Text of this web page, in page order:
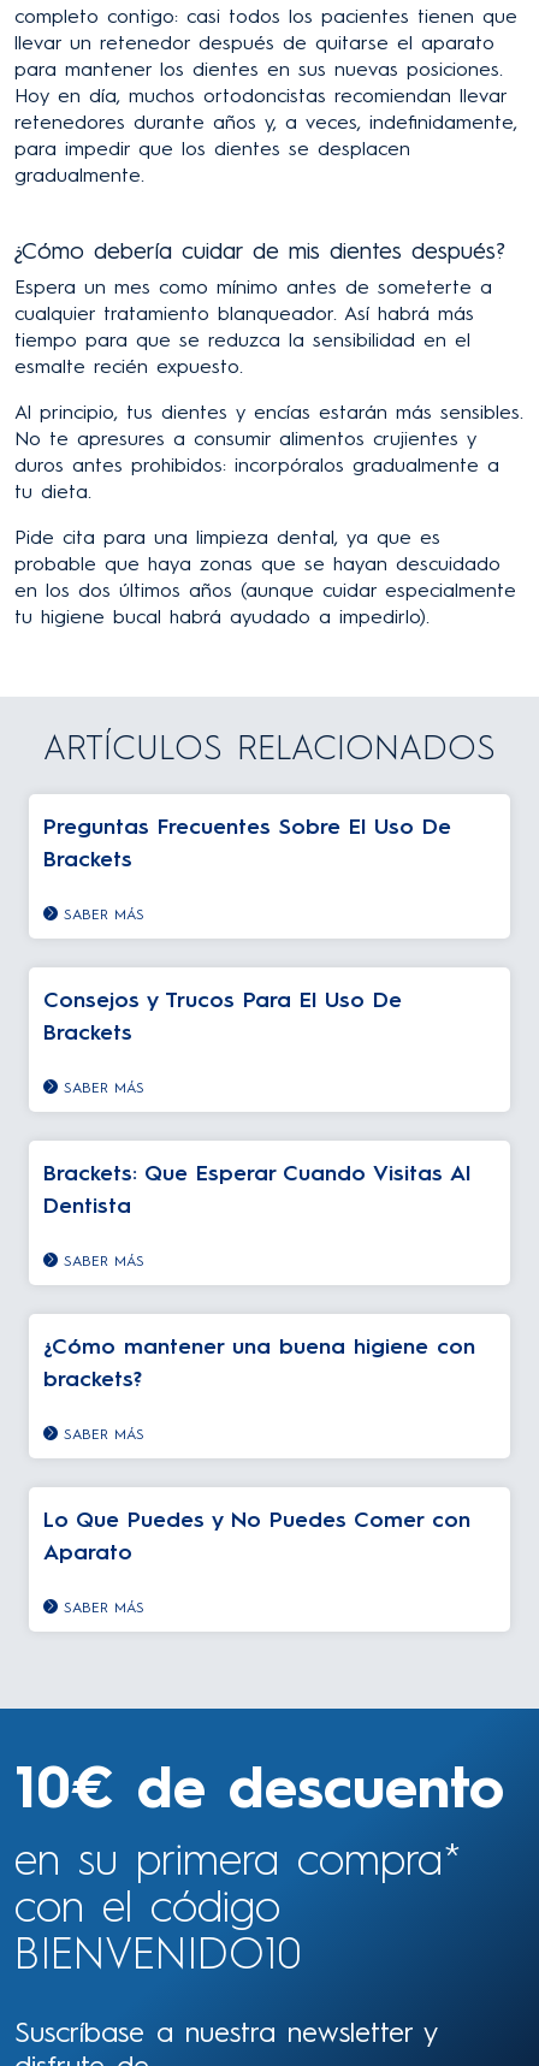
completo contigo: casi todos los pacientes tienen que
llevar un retenedor después de quitarse el aparato
para mantener los dientes en sus nuevas posiciones.
Hoy en día, muchos ortodoncistas recomiendan llevar
retenedores durante años y, a veces, indefinidamente,
para impedir que los dientes se desplacen
gradualmente.
¿Cómo debería cuidar de mis dientes después?
Espera un mes como mínimo antes de someterte a
cualquier tratamiento blanqueador. Así habrá más
tiempo para que se reduzca la sensibilidad en el
esmalte recién expuesto.
Al principio, tus dientes y encías estarán más sensibles.
No te apresures a consumir alimentos crujientes y
duros antes prohibidos: incorpóralos gradualmente a
tu dieta.
Pide cita para una limpieza dental, ya que es
probable que haya zonas que se hayan descuidado
en los dos últimos años (aunque cuidar especialmente
tu higiene bucal habrá ayudado a impedirlo).
ARTÍCULOS RELACIONADOS
Preguntas Frecuentes Sobre El Uso De
Brackets
SABER MÁS
Consejos y Trucos Para El Uso De
Brackets
SABER MÁS
Brackets: Que Esperar Cuando Visitas Al
Dentista
SABER MÁS
¿Cómo mantener una buena higiene con
brackets?
SABER MÁS
Lo Que Puedes y No Puedes Comer con
Aparato
SABER MÁS
10€ de descuento
en su primera compra*
con el código
BIENVENIDO10
Suscríbase a nuestra newsletter y